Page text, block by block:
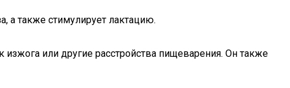
а также стимулирует лактацию.
или другие расстройства пищеварения. Он также